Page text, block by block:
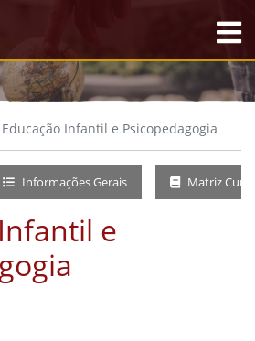
Educação Infantil e Psicopedagogia
Informações Gerais Matriz
e